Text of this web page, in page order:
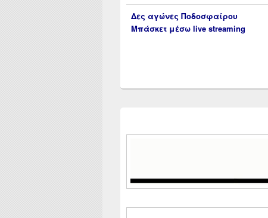
Δες αγώνες Ποδοσφαίρου
Μπάσκετ μέσω live streaming